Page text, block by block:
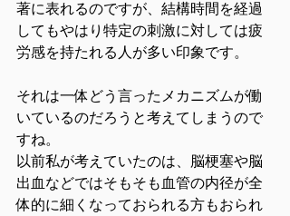
著に表れるのですが、結構時間を経過
してもやはり特定の刺激に対しては疲
労感を持たれる人が多い印象です。
それは一体どう言ったメカニズムが働
いているのだろうと考えてしまうので
すね。
以前私が考えていたのは、脳梗塞や脳
出血などではそもそも血管の内径が全
体的に細くなっておられる方もおられ